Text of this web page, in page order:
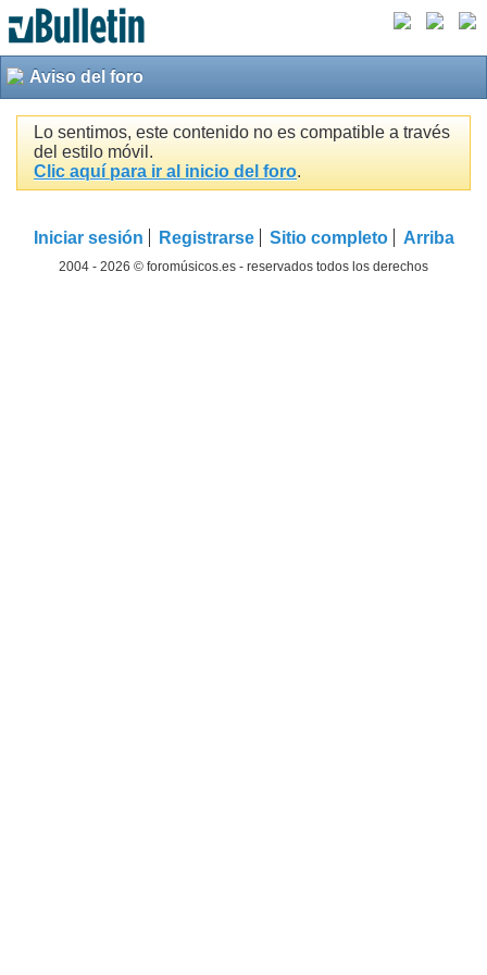
Aviso del foro
Lo sentimos, este contenido no es compatible a través
del estilo móvil.
Clic aquí para ir al inicio del foro.
Iniciar sesión Registrarse Sitio completo Arriba
2004 - 2026 © foromúsicos.es - reservados todos los derechos